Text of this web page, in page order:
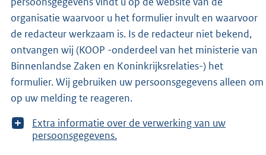
organisatie waarvoor u het formulier invult en waarvoor
de redacteur werkzaam is. Is de redacteur niet bekend,
ontvangen wij (KOOP -onderdeel van het ministerie van
Binnenlandse Zaken en Koninkrijksrelaties-) het
formulier. Wij gebruiken uw persoonsgegevens alleen om
op uw melding te reageren.
T
o
Extra informatie over de verwerking van uw
persoonsgegevens.